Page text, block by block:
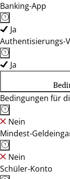
Banking-App
Ja
Authentisierungs-
Ja
Bedingungen für
Nein
Mindest-
Nein
Schüler-Konto